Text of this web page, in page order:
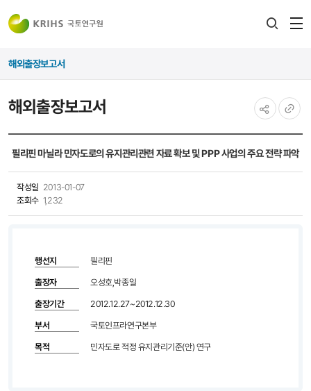
해외출장보고서
해외출장보고서
복사
필리핀 마닐라 민자도로의 유지관리관련 자료 확보 및 PPP 사업의 주요 전략 파악
작성일 2013-01-07
조회수 1,232
행선지 필리핀
출장자 오성호,박종일
출장기간 2012.12.27~2012.12.30
부서 국토인프라연구본부
목적 민자도로 적정 유지관리기준(안) 연구